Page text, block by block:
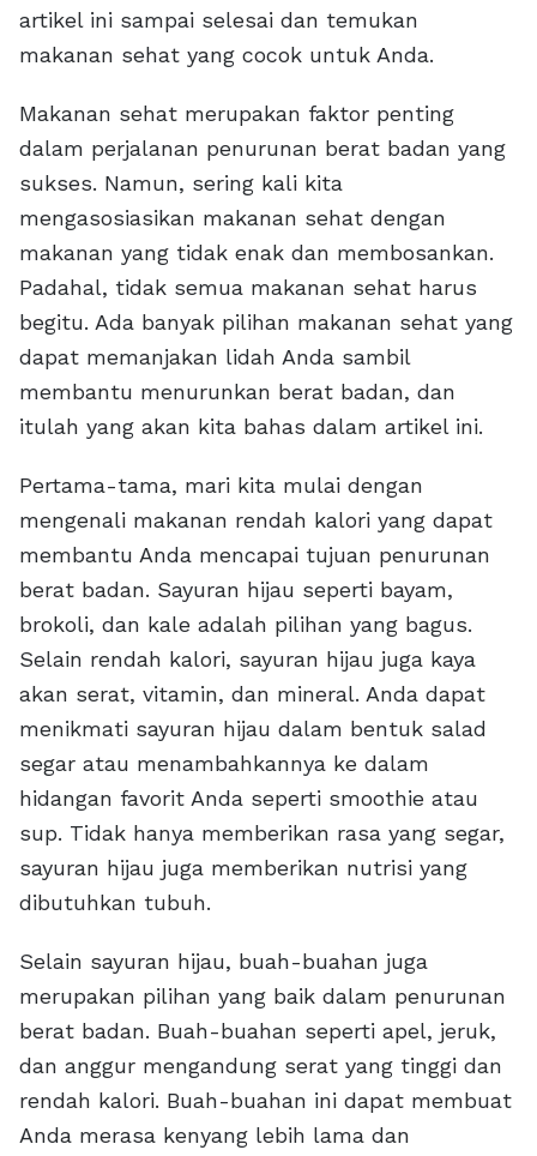
artikel ini sampai selesai dan temukan
makanan sehat yang cocok untuk Anda.
Makanan sehat merupakan faktor penting
dalam perjalanan penurunan berat badan yang
sukses. Namun, sering kali kita
mengasosiasikan makanan sehat dengan
makanan yang tidak enak dan membosankan.
Padahal, tidak semua makanan sehat harus
begitu. Ada banyak pilihan makanan sehat yang
dapat memanjakan lidah Anda sambil
membantu menurunkan berat badan, dan
itulah yang akan kita bahas dalam artikel ini.
Pertama-tama, mari kita mulai dengan
mengenali makanan rendah kalori yang dapat
membantu Anda mencapai tujuan penurunan
berat badan. Sayuran hijau seperti bayam,
brokoli, dan kale adalah pilihan yang bagus.
Selain rendah kalori, sayuran hijau juga kaya
akan serat, vitamin, dan mineral. Anda dapat
menikmati sayuran hijau dalam bentuk salad
segar atau menambahkannya ke dalam
hidangan favorit Anda seperti smoothie atau
sup. Tidak hanya memberikan rasa yang segar,
sayuran hijau juga memberikan nutrisi yang
dibutuhkan tubuh.
Selain sayuran hijau, buah-buahan juga
merupakan pilihan yang baik dalam penurunan
berat badan. Buah-buahan seperti apel, jeruk,
dan anggur mengandung serat yang tinggi dan
rendah kalori. Buah-buahan ini dapat membuat
Anda merasa kenyang lebih lama dan